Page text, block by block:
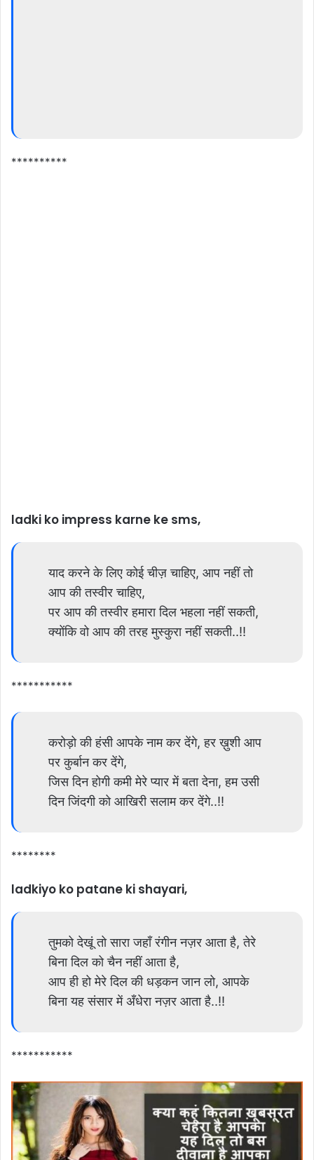
**********
ladki ko impress karne ke sms,
याद करने के लिए कोई चीज़ चाहिए, आप नहीं तो
आप की तस्वीर चाहिए,
पर आप की तस्वीर हमारा दिल भहला नहीं सकती,
क्योंकि वो आप की तरह मुस्कुरा नहीं सकती..!!
***********
करोड़ो की हंसी आपके नाम कर देंगे, हर ख़ुशी आप
पर कुर्बान कर देंगे,
जिस दिन होगी कमी मेरे प्यार में बता देना, हम उसी
दिन जिंदगी को आखिरी सलाम कर देंगे..!!
********
ladkiyo ko patane ki shayari,
तुमको देखूं तो सारा जहाँ रंगीन नज़र आता है, तेरे
बिना दिल को चैन नहीं आता है,
आप ही हो मेरे दिल की धड़कन जान लो, आपके
बिना यह संसार में अँधेरा नज़र आता है..!!
***********